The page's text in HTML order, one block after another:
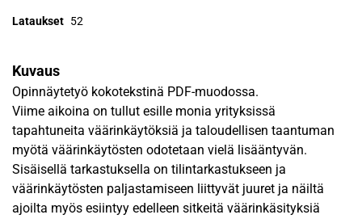
Lataukset 52
Kuvaus
Opinnäytetyö kokotekstinä PDF-muodossa.
Viime aikoina on tullut esille monia yrityksissä
tapahtuneita väärinkäytöksiä ja taloudellisen taantuman
myötä väärinkäytösten odotetaan vielä lisääntyvän.
Sisäisellä tarkastuksella on tilintarkastukseen ja
väärinkäytösten paljastamiseen liittyvät juuret ja näiltä
ajoilta myös esiintyy edelleen sitkeitä väärinkäsityksiä